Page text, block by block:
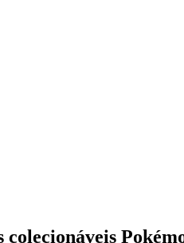
colecionáveis